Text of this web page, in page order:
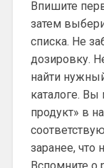
Впишите
затем
списка. Не
дозировку.
найти
каталоге.
продукт» в
заранее, что